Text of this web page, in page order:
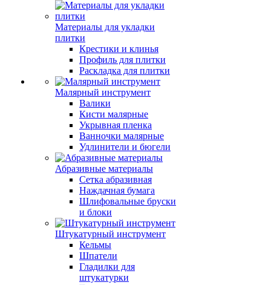
Материалы для укладки
плитки
Крестики и клинья
Профиль для плитки
Раскладка для плитки
Малярный инструмент
Валики
Кисти малярные
Укрывная пленка
Ванночки малярные
Удлинители и бюгели
Абразивные материалы
Сетка абразивная
Наждачная бумага
Шлифовальные бруски
и блоки
Штукатурный инструмент
Кельмы
Шпатели
Гладилки для
штукатурки